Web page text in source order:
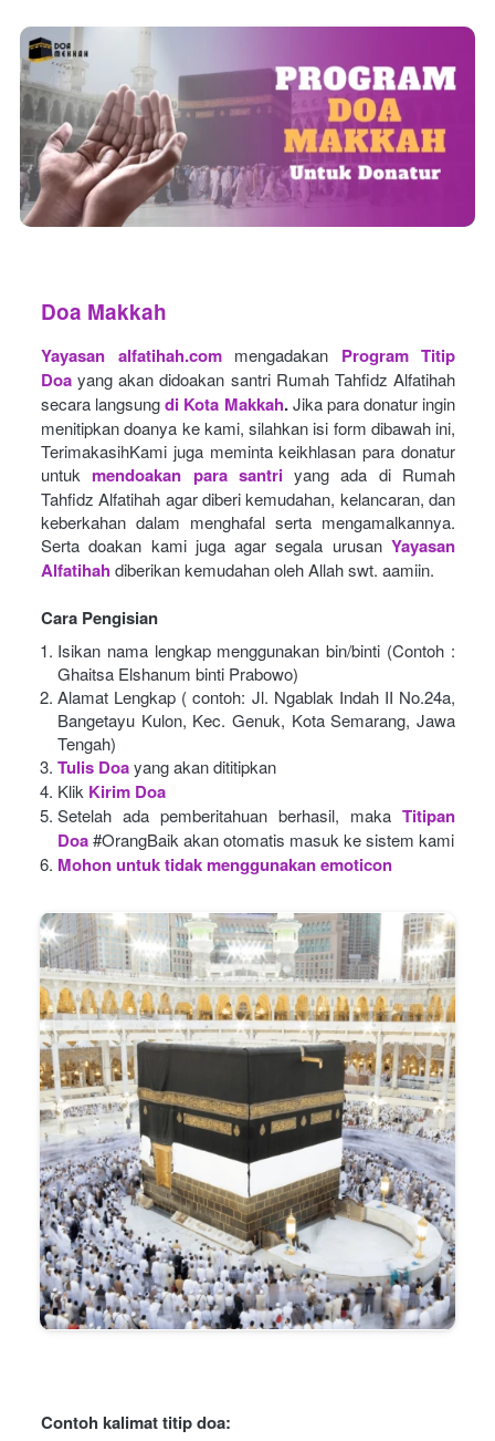
Doa Makkah
Yayasan alfatihah.com mengadakan
Program Titip
Doa yang akan didoakan santri Rumah Tahfidz Alfatihah
secara langsung di Kota Makkah. Jika para donatur ingin
menitipkan doanya ke kami, silahkan isi form dibawah ini,
TerimakasihKami juga meminta keikhlasan para donatur
untuk mendoakan para santri yang ada di Rumah
Tahfidz Alfatihah agar diberi kemudahan, kelancaran, dan
keberkahan dalam menghafal serta mengamalkannya.
Serta doakan kami juga agar segala urusan Yayasan
Alfatihah diberikan kemudahan oleh Allah swt. aamiin.
Cara Pengisian
Isikan nama lengkap menggunakan bin/binti (Contoh :
Ghaitsa Elshanum binti Prabowo)
Alamat Lengkap ( contoh: Jl. Ngablak Indah II No.24a,
Bangetayu Kulon, Kec. Genuk, Kota Semarang, Jawa
Tengah)
Tulis Doayang akan dititipkan
Klik Kirim Doa
Setelah ada pemberitahuan berhasil, maka Titipan
Doa#OrangBaik akan otomatis masuk ke sistem kami
Mohon untuk tidak menggunakan emoticon
Contoh kalimat titip doa: